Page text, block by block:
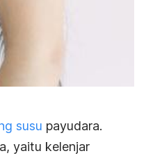
susu payudara.
yaitu kelenjar